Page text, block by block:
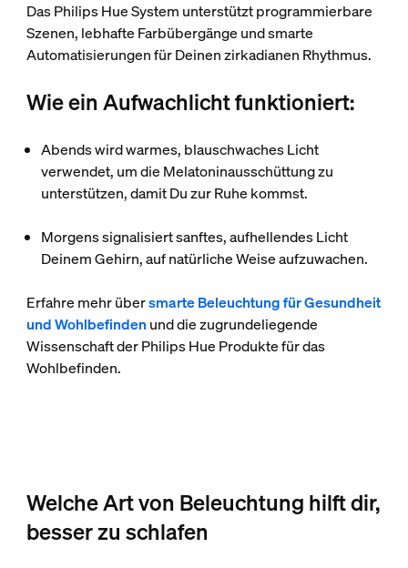
Das Philips Hue System unterstützt programmierbare
Szenen, lebhafte Farbübergänge und smarte
Automatisierungen für Deinen zirkadianen Rhythmus.
Wie ein Aufwachlicht funktioniert:
Abends wird warmes, blauschwaches Licht
verwendet, um die Melatoninausschüttung zu
unterstützen, damit Du zur Ruhe kommst.
Morgens signalisiert sanftes, aufhellendes Licht
Deinem Gehirn, auf natürliche Weise aufzuwachen.
Erfahre mehr übersmarte Beleuchtung für Gesundheit
und Wohlbefinden und die zugrundeliegende
Wissenschaft der Philips Hue Produkte für das
Wohlbefinden.
Welche Art von Beleuchtung hilft dir,
besser zu schlafen